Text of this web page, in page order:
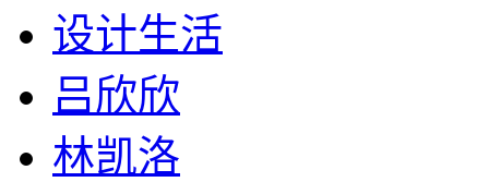
设计生活
吕欣欣
林凯洛